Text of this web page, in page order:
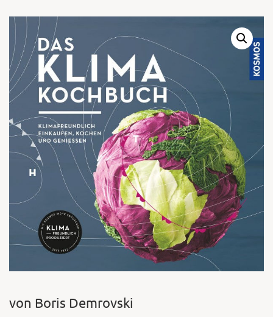
Zum
von Boris Demrovski